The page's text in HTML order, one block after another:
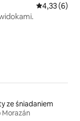
Średnia
4,33 (6)
ze śniadaniem
Morazán